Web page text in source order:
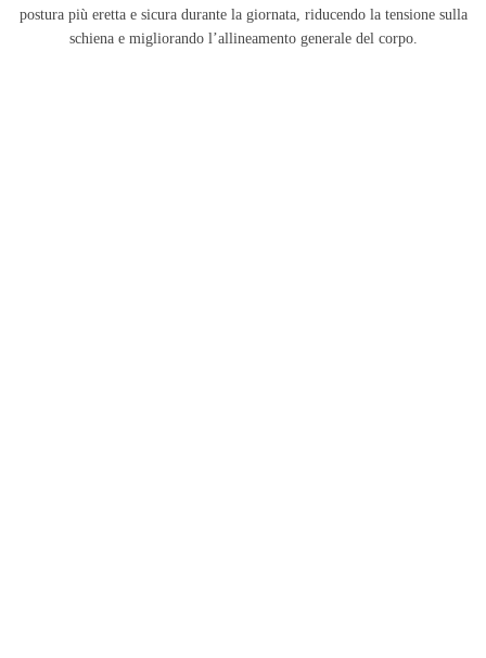
postura più eretta e sicura durante la giornata, riducendo la tensione sulla
schiena e migliorando l’allineamento generale del corpo.